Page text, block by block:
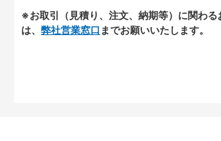
※お取引（見積り、注文、納期等）に関わる
は、 弊社営業窓口 までお願いいたします。